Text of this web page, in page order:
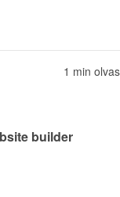
1 min
You can embed calendars from Bookingmood in the website builder